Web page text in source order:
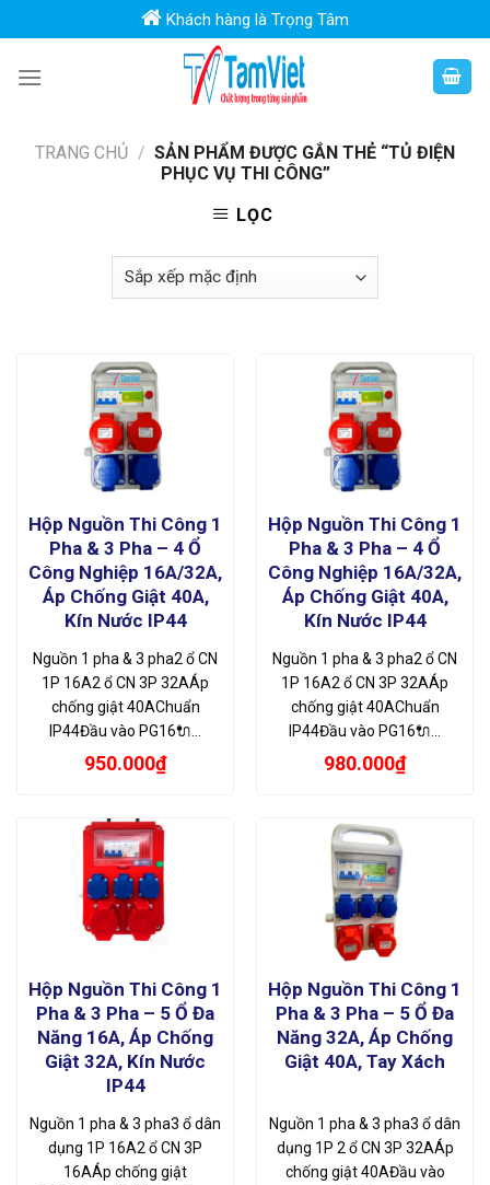
to
content
Khách hàng là Trọng Tâm
TRANG CHỦ / SẢN PHẨM ĐƯỢC GẮN THẺ “TỦ ĐIỆN
PHỤC VỤ THI CÔNG”
LỌC
Hộp Nguồn Thi Công 1
Pha & 3 Pha – 4 Ổ
Công Nghiệp 16A/32A,
Áp Chống Giật 40A,
Kín Nước IP44
Nguồn 1 pha & 3 pha2 ổ CN
1P 16A2 ổ CN 3P 32AÁp
chống giật 40AChuẩn
IP44Đầu vào PG16🔌…
950.000₫
Hộp Nguồn Thi Công 1
Pha & 3 Pha – 4 Ổ
Công Nghiệp 16A/32A,
Áp Chống Giật 40A,
Kín Nước IP44
Nguồn 1 pha & 3 pha2 ổ CN
1P 16A2 ổ CN 3P 32AÁp
chống giật 40AChuẩn
IP44Đầu vào PG16🔌…
980.000₫
Hộp Nguồn Thi Công 1
Pha & 3 Pha – 5 Ổ Đa
Năng 16A, Áp Chống
Giật 32A, Kín Nước
IP44
Nguồn 1 pha & 3 pha3 ổ dân
dụng 1P 16A2 ổ CN 3P
16AÁp chống giật
Hộp Nguồn Thi Công 1
Pha & 3 Pha – 5 Ổ Đa
Năng 32A, Áp Chống
Giật 40A, Tay Xách
Nguồn 1 pha & 3 pha3 ổ dân
dụng 1P 2 ổ CN 3P 32AÁp
chống giật 40AĐầu vào